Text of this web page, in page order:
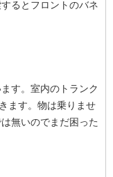
るとフロントのバネ
す。室内のトランク
ます。物は乗りませ
無いのでまだ困った